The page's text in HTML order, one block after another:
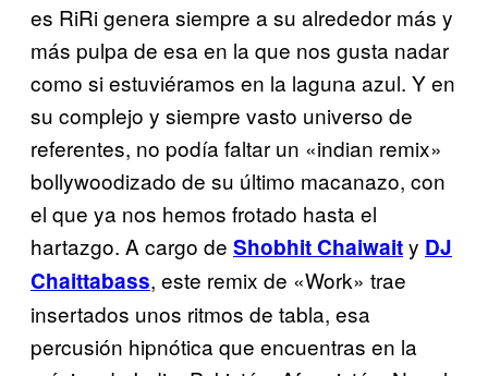
es RiRi genera siempre a su alrededor más y
más pulpa de esa en la que nos gusta nadar
como si estuviéramos en la laguna azul. Y en
su complejo y siempre vasto universo de
referentes, no podía faltar un «indian remix»
bollywoodizado de su último macanazo, con
el que ya nos hemos frotado hasta el
hartazgo. A cargo de Shobhit Chaiwaity DJ
Chaittabass, este remix de «Work» trae
insertados unos ritmos de tabla, esa
percusión hipnótica que encuentras en la